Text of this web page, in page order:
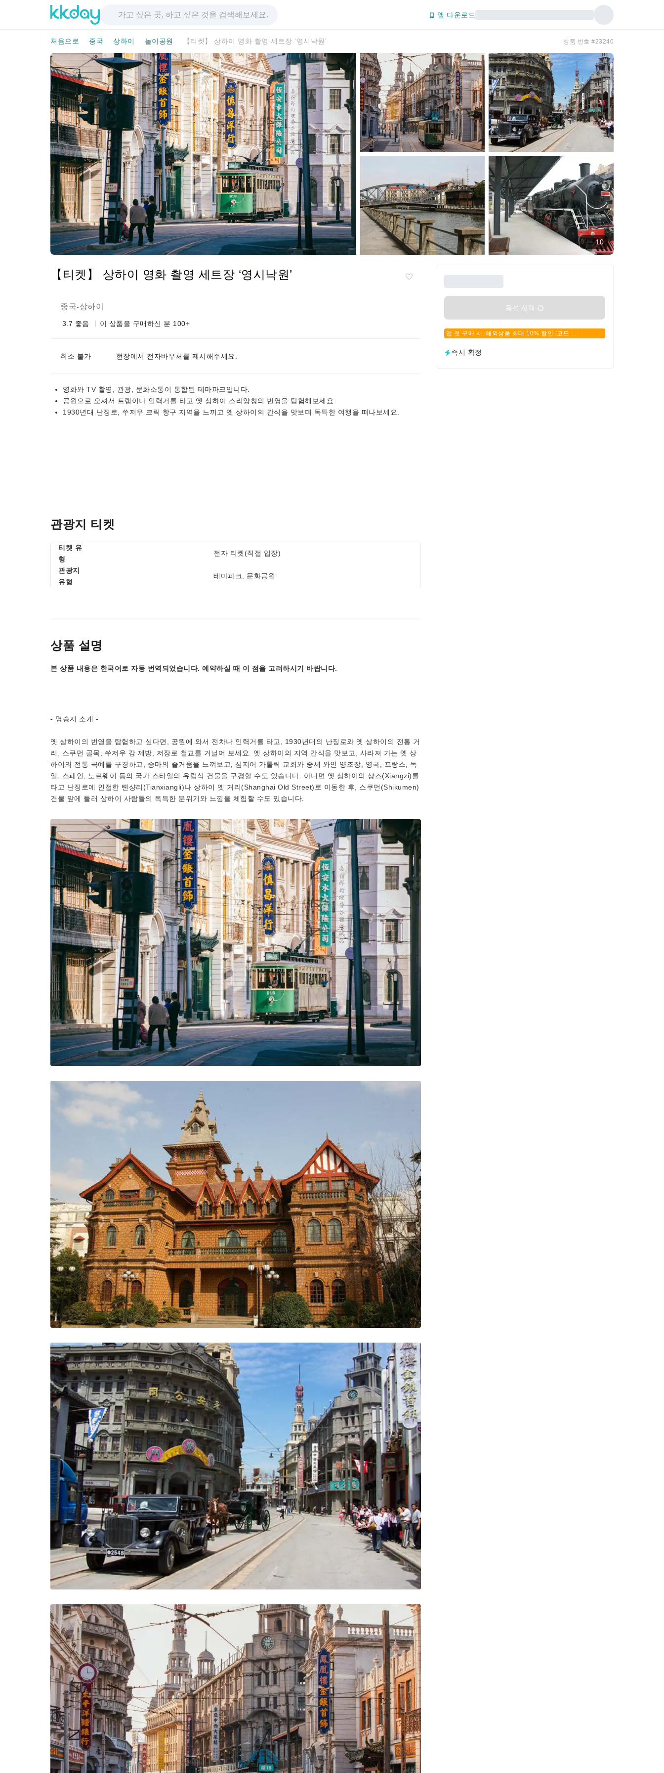
앱 다운로드
처음으로 중국 상하이 놀이공원 【티켓】 상하이 영화 촬영 세트장 ‘영시낙원’ 상품 번호 #23240
10
【티켓】 상하이 영화 촬영 세트장 ‘영시낙원’
중국-상하이
3.7 좋음 이 상품을 구매하신 분 100+
취소 불가 현장에서 전자바우처를 제시해주세요.
영화와 TV 촬영, 관광, 문화소통이 통합된 테마파크입니다.
공원으로 오셔서 트램이나 인력거를 타고 옛 상하이 스리양창의 번영을 탐험해보세요.
1930년대 난징로, 쑤저우 크릭 항구 지역을 느끼고 옛 상하이의 간식을 맛보며 독특한 여행을 떠나보세요.
옵션 선택
앱 첫 구매 시, 해외상품 최대 10% 할인 [코드 :
즉시 확정
관광지 티켓
티켓 유
형
전자 티켓(직접 입장)
관광지
유형
테마파크, 문화공원
상품 설명
본 상품 내용은 한국어로 자동 번역되었습니다. 예약하실 때 이 점을 고려하시기 바랍니다.
- 명승지 소개 -
옛 상하이의 번영을 탐험하고 싶다면, 공원에 와서 전차나 인력거를 타고, 1930년대의 난징로와 옛 상하이의 전통 거
리, 스쿠먼 골목, 쑤저우 강 제방, 저장로 철교를 거닐어 보세요. 옛 상하이의 지역 간식을 맛보고, 사라져 가는 옛 상
하이의 전통 곡예를 구경하고, 승마의 즐거움을 느껴보고, 심지어 가톨릭 교회와 중세 와인 양조장, 영국, 프랑스, ​​독
일, 스페인, 노르웨이 등의 국가 스타일의 유럽식 건물을 구경할 수도 있습니다. 아니면 옛 상하이의 샹즈(Xiangzi)를
타고 난징로에 인접한 톈샹리(Tianxiangli)나 상하이 옛 거리(Shanghai Old Street)로 이동한 후, 스쿠먼(Shikumen)
건물 앞에 들러 상하이 사람들의 독특한 분위기와 느낌을 체험할 수도 있습니다.